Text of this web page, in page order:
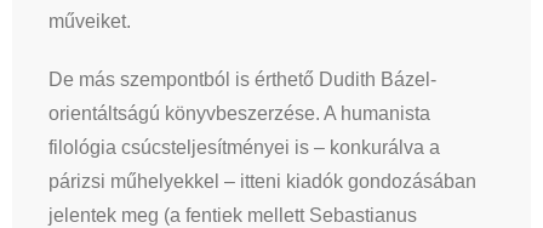
műveiket.
De más szempontból is érthető Dudith Bázel-
orientáltságú könyvbeszerzése. A humanista
filológia csúcsteljesítményei is – konkurálva a
párizsi műhelyekkel – itteni kiadók gondozásában
jelentek meg (a fentiek mellett Sebastianus